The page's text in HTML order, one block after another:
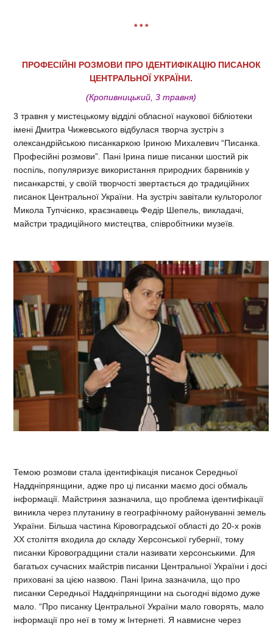
* * *
ПРОФЕСІЙНІ РОЗМОВИ ПРО ІДЕНТИФІКАЦІЮ ПИСАНОК
ЦЕНТРАЛЬНОЇ УКРАЇНИ.
(Кропивницький, 3 травня)
3 травня у мистецькому відділі обласної наукової бібліотеки
імені Дмитра Чижевського відбулася творча зустріч з
олександрійською писанкаркою Іриною Михалевич “Писанка.
Професійні розмови”. Пані Ірина пише писанки шостий рік
поспіль, популяризує використання природних барвників у
писанкарстві, у своїй творчості звертається до традиційних
писанок Центральної України. На зустріч завітали культоролог
Микола Тупчієнко, краєзнавець Федір Шепель, викладачі,
майстри традиційного мистецтва, співробітники музеїв.
Темою розмови стала ідентифікація писанок Середньої
Наддніпрянщини, адже про ці писанки маємо досі обмаль
інформації. Майстриня зазначила, що проблема ідентифікації
виникла через плутанину в географічному районуванні земель
України. Більша частина Кіровоградської області до 20-х років
XX століття входила до складу Херсонської губернії, тому
писанки Кіровоградщини стали називати херсонськими. Для
багатьох сучасних майстрів писанки Центральної України і досі
приховані за цією назвою. Пані Ірина зазначила, що про
писанки Середньої Наддніпрянщини на сьогодні відомо дуже
мало. “Про писанку Центральної України мало говорять, мало
інформації про неї в тому ж Інтернеті. Я навмисне через